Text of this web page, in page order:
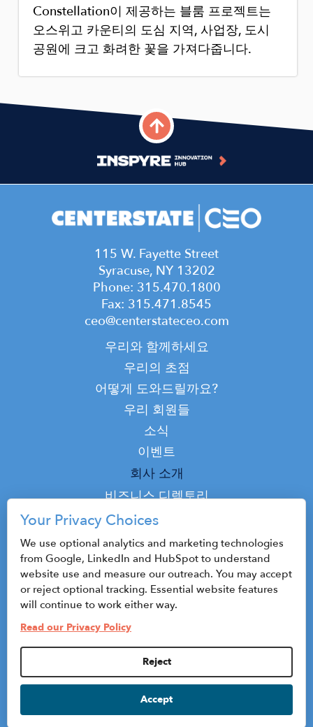
Constellation이 제공하는 블룸 프로젝트는
오스위고 카운티의 도심 지역, 사업장, 도시
공원에 크고 화려한 꽃을 가져다줍니다.
115 W. Fayette Street
Syracuse, NY 13202
Phone: 315.470.1800
Fax: 315.471.8545
ceo@centerstateceo.com
우리와 함께하세요
우리의 초점
어떻게 도와드릴까요?
우리 회원들
소식
이벤트
Top
회사 소개
비즈니스 디렉토리
팟캐스트
연락하다
© 2026 CenterState CEO
개인정보 보호정책 및 이용약관
Privacy Settings
HubSpot
Your Privacy Choices
We use optional analytics and marketing technologies
from Google, LinkedIn and HubSpot to understand
website use and measure our outreach. You may accept
or reject optional tracking. Essential website features
will continue to work either way.
Read our Privacy Policy
Reject
Accept